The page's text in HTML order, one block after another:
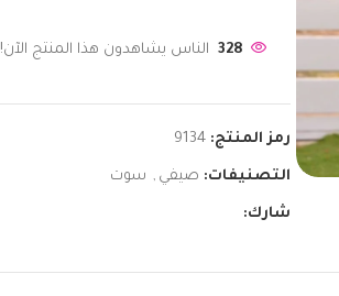
328 الناس يشاهدون هذا المنتج الآن!
رمز المنتج: 9134
التصنيفات: صيفي , سوت
شارك: